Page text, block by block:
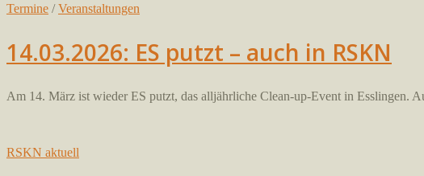
Termine /Veranstaltungen
14.03.2026: ES putzt – auch in RSKN
Am 14. März ist wieder ES putzt, das alljährliche Clean-up-Event in Esslingen.
RSKN aktuell